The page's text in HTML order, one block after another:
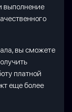
выполнение
вы сможете
платной
еще более